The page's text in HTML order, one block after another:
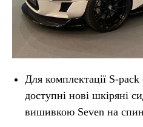
Для комплектації S-
доступні нові шкіряні
вишивкою Seven на